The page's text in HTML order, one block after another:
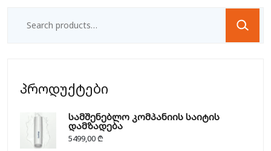
პროდუქტები
სამშენებლო კომპანიის საიტის
დამზადება
5499,00₾